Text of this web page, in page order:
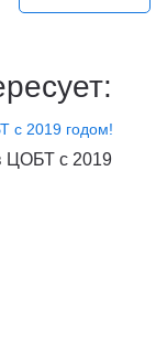
с 2019 годом!
ЦОБТ с 2019